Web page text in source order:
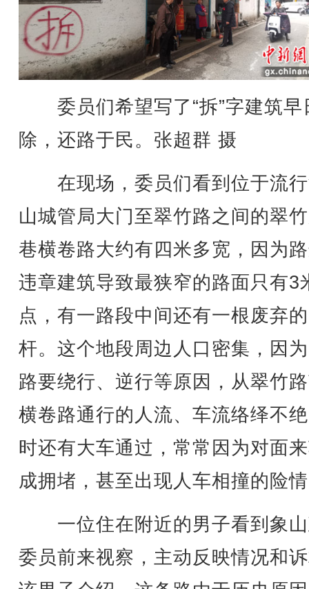
委员们希望写了“拆”字建筑早
除，还路于民。张超群 摄
在现场，委员们看到位于流
山城管局大门至翠竹路之间的翠
巷横卷路大约有四米多宽，因为
违章建筑导致最狭窄的路面只有3
点，有一路段中间还有一根废弃
杆。这个地段周边人口密集，因
路要绕行、逆行等原因，从翠竹
横卷路通行的人流、车流络绎不
时还有大车通过，常常因为对面
成拥堵，甚至出现人车相撞的险
一位住在附近的男子看到象
委员前来视察，主动反映情况和